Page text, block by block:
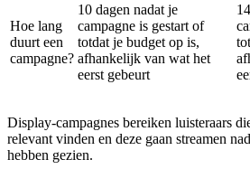
Hoe lang
duurt een
campagne?
10 dagen nadat je
campagne is gestart of
totdat je budget op is,
afhankelijk van wat het
eerst gebeurt
Display-campagnes bereiken luisteraars
relevant vinden en deze gaan streamen
hebben gezien.